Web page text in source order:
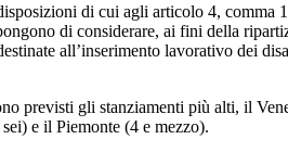
di cui agli articolo 4, comma
di considerare, ai fini della
all’inserimento lavorativo dei
previsti gli stanziamenti più alti, il
e il Piemonte (4 e mezzo).